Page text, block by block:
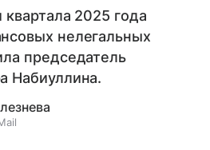
2025 года
нелегальных
председатель
Набиуллина.